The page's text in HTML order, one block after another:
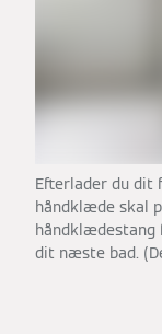
Efterlader du dit
håndklæde skal
dit næste bad.